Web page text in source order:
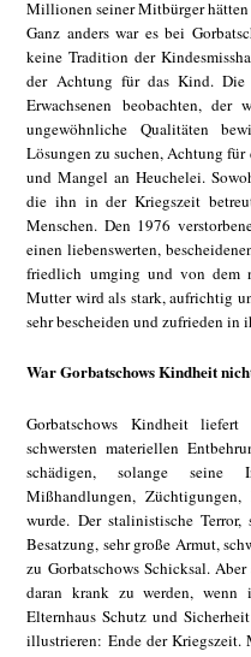
Millionen seiner Mitbürger hätten
Ganz anders war es bei
keine Tradition der
der Achtung für das Kind. Die
Erwachsenen beobachten, der
ungewöhnliche Qualitäten
Lösungen zu suchen, Achtung
und Mangel an Heuchelei.
die ihn in der Kriegszeit
Menschen. Den 1976
einen liebenswerten,
friedlich umging und von dem
Mutter wird als stark, aufrichtig
sehr bescheiden und zufrieden in
War Gorbatschows Kindheit
Gorbatschows Kindheit
schwersten materiellen
schädigen, solange seine
Mißhandlungen,
wurde. Der stalinistische
Besatzung, sehr große Armut,
zu Gorbatschows Schicksal.
daran krank zu werden,
Elternhaus Schutz und
illustrieren: Ende der